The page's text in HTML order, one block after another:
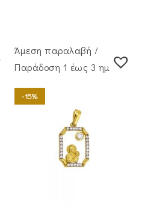
Άμεση παραλαβή /
Παράδoση 1 έως 3 ημέρες
-15%